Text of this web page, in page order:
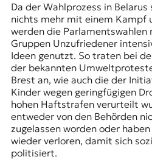
t
e
u
r
o
p
a
Da der Wahlprozess in
nichts mehr mit einem Kampf
werden die Parlamentswahlen
Gruppen Unzufriedener
Ideen genutzt. So traten bei
der bekannten
Brest an, wie auch die der
Kinder wegen geringfügigen
hohen Haftstrafen verurteilt
entweder von den Behörden
zugelassen worden oder
wieder verloren, damit sich
politisiert.